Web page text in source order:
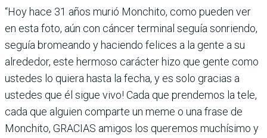
“Hoy hace 31 años murió Monchito, como pueden ver
en esta foto, aún con cáncer terminal seguía sonriendo,
seguía bromeando y haciendo felices a la gente a su
alrededor, este hermoso carácter hizo que gente como
ustedes lo quiera hasta la fecha, y es solo gracias a
ustedes que él sigue vivo! Cada que prendemos la tele,
cada que alguien comparte un meme o una frase de
Monchito, GRACIAS amigos los queremos muchísimo y